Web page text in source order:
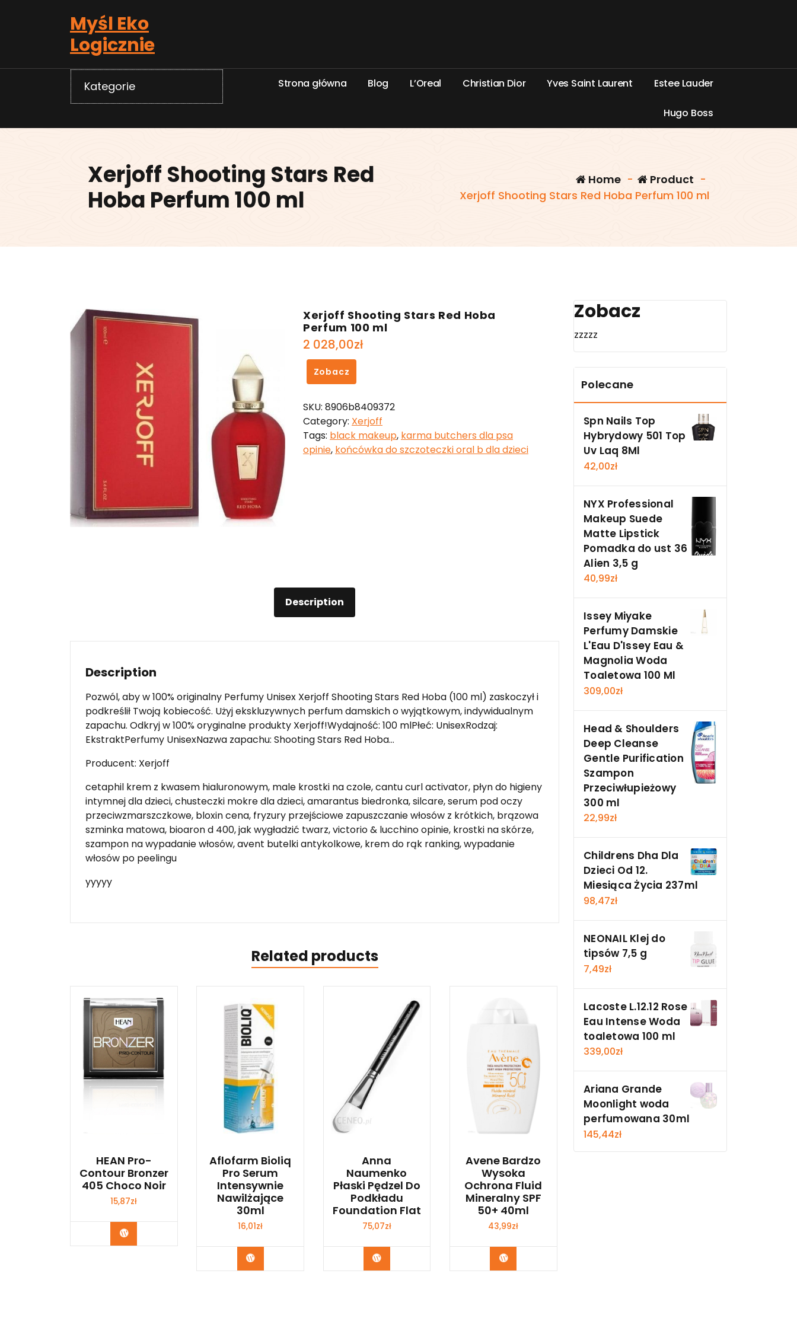
Myśl Eko
Logicznie
Kategorie Strona główna Blog L’Oreal Christian Dior Yves Saint Laurent Estee Lauder
Hugo Boss
Xerjoff Shooting Stars Red
Hoba Perfum 100 ml
Home - Product -
Xerjoff Shooting Stars Red Hoba Perfum 100 ml
Xerjoff Shooting Stars Red Hoba
Perfum 100 ml
2 028,00zł
Zobacz
SKU: 8906b8409372
Category: Xerjoff
Tags: black makeup, karma butchers dla psa
opinie, końcówka do szczoteczki oral b dla dzieci
Description
Description
Pozwól, aby w 100% originalny Perfumy Unisex Xerjoff Shooting Stars Red Hoba (100 ml) zaskoczył i
podkreślił Twoją kobiecość. Użyj ekskluzywnych perfum damskich o wyjątkowym, indywidualnym
zapachu. Odkryj w 100% oryginalne produkty Xerjoff!Wydajność: 100 mlPłeć: UnisexRodzaj:
EkstraktPerfumy UnisexNazwa zapachu: Shooting Stars Red Hoba…
Producent: Xerjoff
cetaphil krem z kwasem hialuronowym, male krostki na czole, cantu curl activator, płyn do higieny
intymnej dla dzieci, chusteczki mokre dla dzieci, amarantus biedronka, silcare, serum pod oczy
przeciwzmarszczkowe, bloxin cena, fryzury przejściowe zapuszczanie włosów z krótkich, brązowa
szminka matowa, bioaron d 400, jak wygładzić twarz, victorio & lucchino opinie, krostki na skórze,
szampon na wypadanie włosów, avent butelki antykolkowe, krem do rąk ranking, wypadanie
włosów po peelingu
yyyyy
Related products
HEAN Pro-
Contour Bronzer
405 Choco Noir
15,87zł
Zobacz
Aflofarm Bioliq
Pro Serum
Intensywnie
Nawilżające
30ml
16,01zł
Zobacz
Anna
Naumenko
Płaski Pędzel Do
Podkładu
Foundation Flat
75,07zł
Zobacz
Avene Bardzo
Wysoka
Ochrona Fluid
Mineralny SPF
50+ 40ml
43,99zł
Zobacz
Zobacz
zzzzz
Polecane
Spn Nails Top
Hybrydowy 501 Top
Uv Laq 8Ml
42,00zł
NYX Professional
Makeup Suede
Matte Lipstick
Pomadka do ust 36
Alien 3,5 g
40,99zł
Issey Miyake
Perfumy Damskie
L'Eau D'Issey Eau &
Magnolia Woda
Toaletowa 100 Ml
309,00zł
Head & Shoulders
Deep Cleanse
Gentle Purification
Szampon
Przeciwłupieżowy
300 ml
22,99zł
Childrens Dha Dla
Dzieci Od 12.
Miesiąca Życia 237ml
98,47zł
NEONAIL Klej do
tipsów 7,5 g
7,49zł
Lacoste L.12.12 Rose
Eau Intense Woda
toaletowa 100 ml
339,00zł
Ariana Grande
Moonlight woda
perfumowana 30ml
145,44zł